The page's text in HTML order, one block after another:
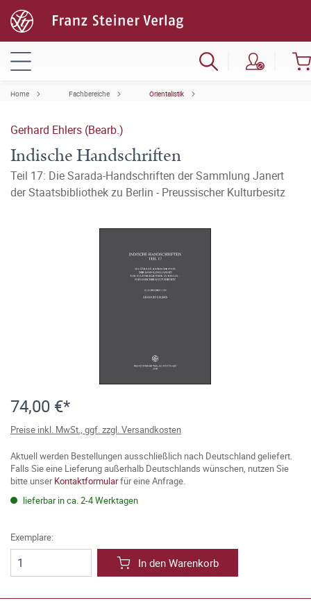
Home Fachbereiche Orientalistik
Gerhard Ehlers (Bearb.)
Indische Handschriften
Teil 17: Die Sarada-Handschriften der Sammlung Janert
der Staatsbibliothek zu Berlin - Preussischer Kulturbesitz
74,00 €*
Preise inkl. MwSt., ggf. zzgl. Versandkosten
Aktuell werden Bestellungen ausschließlich nach Deutschland geliefert.
Falls Sie eine Lieferung außerhalb Deutschlands wünschen, nutzen Sie
bitte unserKontaktformularfür eine Anfrage.
lieferbar in ca. 2-4 Werktagen
Exemplare:
In den Warenkorb